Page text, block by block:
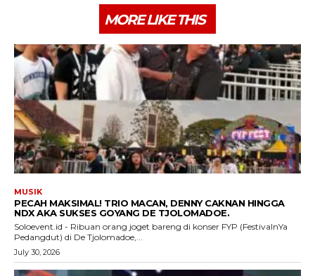
MORE LIKE THIS
MUSIK
PECAH MAKSIMAL! TRIO MACAN, DENNY CAKNAN HINGGA
NDX AKA SUKSES GOYANG DE TJOLOMADOE.
Soloevent.id - Ribuan orang joget bareng di konser FYP (FestivalnYa
Pedangdut) di De Tjolomadoe,...
July 30, 2026